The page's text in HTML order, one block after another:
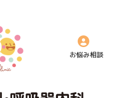
お悩み相談